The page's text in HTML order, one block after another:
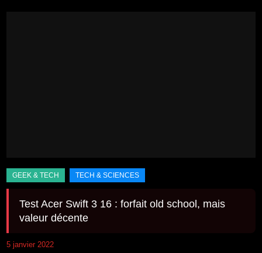
Test Acer Swift 3 16 : forfait old school, mais
valeur décente
5 janvier 2022